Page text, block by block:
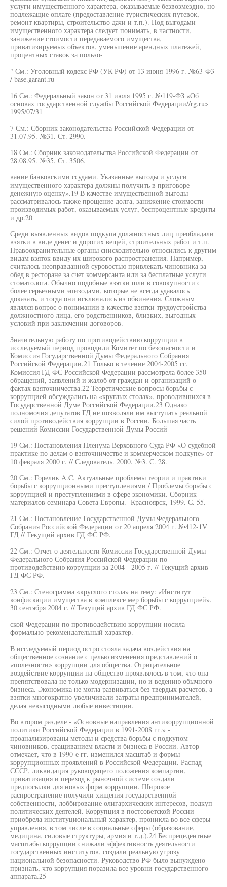
услуги имущественного характера, оказываемые безвозмездно, но
подлежащие оплате (предоставление туристических путевок,
ремонт квартиры, строительство дачи и т.п.). Под выгодами
имущественного характера следует понимать, в частности,
занижение стоимости передаваемого имущества,
приватизируемых объектов, уменьшение арендных платежей,
процентных ставок за пользо-
" См.: Уголовный кодекс РФ (УК РФ) от 13 июня-1996 г. №63-Ф3
/ base.garant.ru
16 См.: Федеральный закон от 31 июля 1995 г. №119-ФЗ «Об
основах государственной службы Российской Федерации//rg.ru>
1995/07/31
7 См.: Сборник законодательства Российской Федерации от
31.07.95. №31. Ст. 2990.
18 См.: Сборник законодательства Российской Федерации от
28.08.95. №35. Ст. 3506.
вание банковскими ссудами. Указанные выгоды и услуги
имущественного характера должны получить в приговоре
денежную оценку».19 В качестве имущественной выгоды
рассматривалось также прощение долга, занижение стоимости
производимых работ, оказываемых услуг, беспроцентные кредиты
и др.20
Среди выявленных видов подкупа должностных лиц преобладали
взятки в виде денег и дорогих вещей, строительных работ и т.п.
Правоохранительные органы снисходительно относились к другим
видам взяток ввиду их широкого распространения. Например,
считалось неоправданной суровостью привлекать чиновника за
обед в ресторане за счет коммерсанта или за бесплатные услуги
стоматолога. Обычно подобные взятки шли в совокупности с
более серьезными эпизодами, которые не всегда удавалось
доказать, и тогда они исключались из обвинения. Сложным
являлся вопрос о понимании в качестве взятки трудоустройства
должностного лица, его родственников, близких, выгодных
условий при заключении договоров.
Значительную работу по противодействию коррупции в
исследуемый период проводили Комитет по безопасности и
Комиссия Государственной Думы Федерального Собрания
Российской Федерации.21 Только в течение 2004-2005 гг.
Комиссия ГД ФС Российской Федерации рассмотрела более 350
обращений, заявлений и жалоб от граждан и организаций о
фактах взяточничества.22 Теоретические вопросы борьбы с
коррупцией обсуждались на «круглых столах», проводившихся в
Государственной Думе Российской Федерации.23 Однако
полномочия депутатов ГД не позволяли им выступать реальной
силой противодействия коррупции в России. Большая часть
решений Комиссии Государственной Думы Россий-
19 См.: Постановления Пленума Верховного Суда РФ «О судебной
практике по делам о взяточничестве и коммерческом подкупе» от
10 февраля 2000 г. // Следователь. 2000. №3. С. 28.
20 См.: Горелик A.C. Актуальные проблемы теории и практики
борьбы с коррупционными преступлениями / Проблемы борьбы с
коррупцией и преступлениями в сфере экономики. Сборник
материалов семинара Совета Европы. -Красноярск, 1999. С. 55.
21 См.: Постановление Государственной Думы Федерального
Собрания Российской Федерации от 20 апреля 2004 г. №412-1V
ГД // Текущий архив ГД ФС РФ.
22 См.: Отчет о деятельности Комиссии Государственной Думы
Федерального Собрания Российской Федерации по
противодействию коррупции за 2004 - 2005 г. // Текущий архив
ГД ФС РФ.
23 См.: Стенограмма «круглого стола» на тему: «Институт
конфискации имущества в комплексе мер борьбы с коррупцией».
30 сентября 2004 г. // Текущий архив ГД ФС РФ.
ской Федерации по противодействию коррупции носила
формально-рекомендательный характер.
В исследуемый период остро стояла задача воздействия на
общественное сознание с целью изменения представлений о
«полезности» коррупции для общества. Отрицательное
воздействие коррупции на общество проявлялось в том, что она
препятствовала не только модернизации, но и ведению обычного
бизнеса. Экономика не могла развиваться без твердых расчетов, а
взятки многократно увеличивали затраты предпринимателей,
делая невыгодными любые инвестиции.
Во втором разделе - «Основные направления антикоррупционной
политики Российской Федерации в 1991-2008 гг.» -
проанализированы методы и средства борьбы с подкупом
чиновников, сращиванием власти и бизнеса в России. Автор
отмечает, что в 1990-е гг. изменился масштаб и формы
коррупционных проявлений в Российской Федерации. Распад
СССР, ликвидация руководящего положения компартии,
приватизация и переход к рыночной системе создали
предпосылки для новых форм коррупции. Широкое
распространение получили хищения государственной
собственности, лоббирование олигархических интересов, подкуп
политических деятелей. Коррупция в постсоветской России
приобрела институциональный характер, проникла во все сферы
управления, в том числе в социальные сферы (образование,
медицина, силовые структуры, армия и т.д.).24 Беспрецедентные
масштабы коррупции снижали эффективность деятельности
государственных институтов, создали реальную угрозу
национальной безопасности. Руководство РФ было вынуждено
признать, что коррупция поразила все уровни государственного
аппарата.25